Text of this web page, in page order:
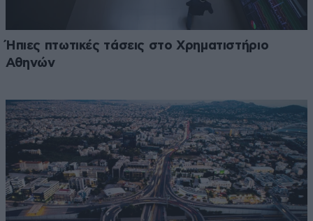
Ήπιες πτωτικές τάσεις στο Χρηματιστήριο
Αθηνών